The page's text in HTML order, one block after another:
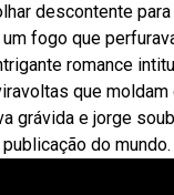
descontente
fogo que
romance
que
grávida e jorge
do